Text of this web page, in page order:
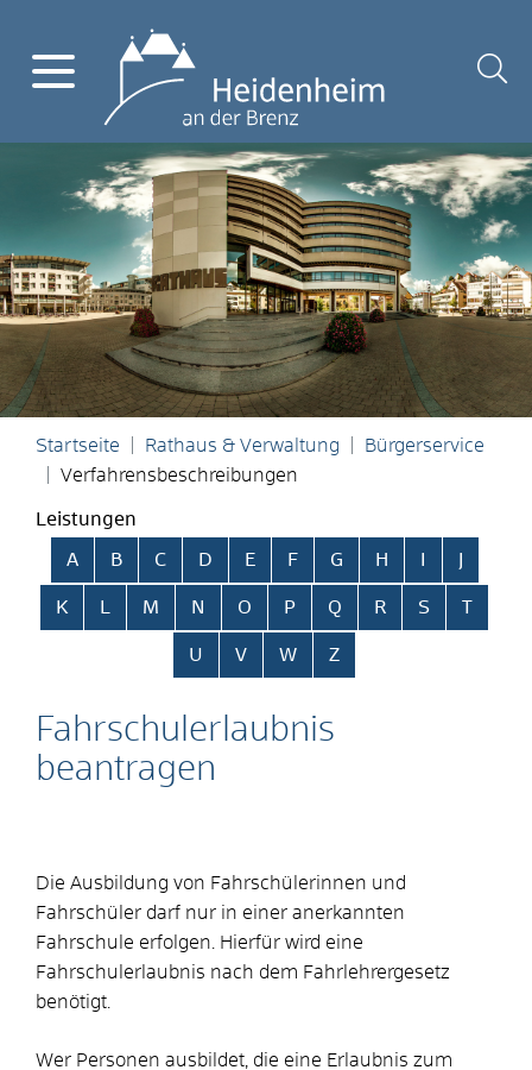
Startseite Rathaus & Verwaltung
Bürgerservice
Verfahrensbeschreibungen
Leistungen
Alphabetisches Register überspringen
A B C D E F G H
K L M N O P Q R S T
U V W Z
Fahrschulerlaubnis
beantragen
Die Ausbildung von Fahrschülerinnen und
Fahrschüler darf nur in einer anerkannten
Fahrschule erfolgen. Hierfür wird eine
Fahrschulerlaubnis nach dem Fahrlehrergesetz
benötigt.
Wer Personen ausbildet, die eine Erlaubnis zum